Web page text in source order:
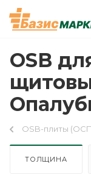
OSB
OSB-плиты
ТОЛЩИНА